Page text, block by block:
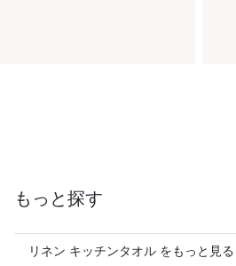
もっと探す
リネン キッチンタオル をもっと見る